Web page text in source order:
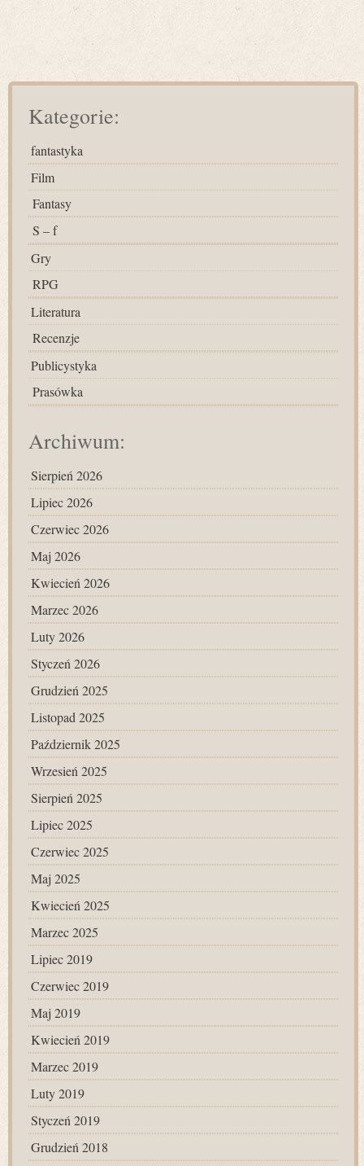
Kategorie:
fantastyka
Film
Fantasy
S – f
Gry
RPG
Literatura
Recenzje
Publicystyka
Prasówka
Archiwum:
Sierpień 2026
Lipiec 2026
Czerwiec 2026
Maj 2026
Kwiecień 2026
Marzec 2026
Luty 2026
Styczeń 2026
Grudzień 2025
Listopad 2025
Październik 2025
Wrzesień 2025
Sierpień 2025
Lipiec 2025
Czerwiec 2025
Maj 2025
Kwiecień 2025
Marzec 2025
Lipiec 2019
Czerwiec 2019
Maj 2019
Kwiecień 2019
Marzec 2019
Luty 2019
Styczeń 2019
Grudzień 2018